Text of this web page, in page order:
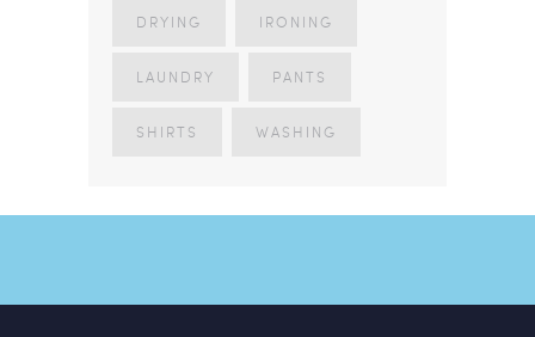
DRYING IRONING
LAUNDRY PANTS
SHIRTS WASHING